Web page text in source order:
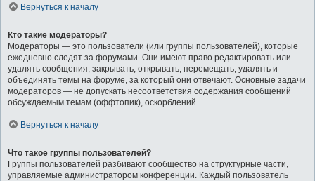
Вернуться к началу
Кто такие модераторы?
Модераторы — это пользователи (или группы пользователей), которые
ежедневно следят за форумами. Они имеют право редактировать или
удалять сообщения, закрывать, открывать, перемещать, удалять и
объединять темы на форуме, за который они отвечают. Основные задачи
модераторов — не допускать несоответствия содержания сообщений
обсуждаемым темам (оффтопик), оскорблений.
Вернуться к началу
Что такое группы пользователей?
Группы пользователей разбивают сообщество на структурные части,
управляемые администратором конференции. Каждый пользователь